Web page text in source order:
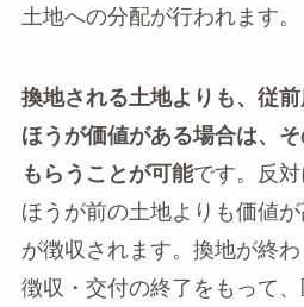
土地への分配が行われます。
換地される土地よりも、従
ほうが価値がある場合は、
もらうことが可能です。反
ほうが前の土地よりも価値
が徴収されます。換地が終
徴収・交付の終了をもって